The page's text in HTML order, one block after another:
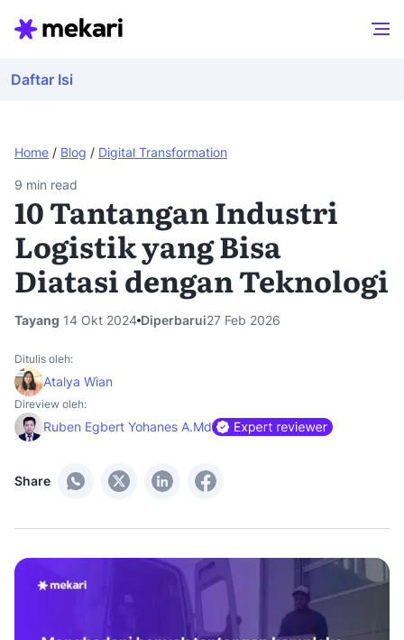
Home / Blog / Digital Transformation
Daftar Isi
9 min read
10 Tantangan Industri
Logistik yang Bisa
Diatasi dengan Teknologi
Tayang 14 Okt 2024 Diperbarui27 Feb 2026
Share
Ditulis oleh:
Atalya Wian
Direview oleh:
Ruben Egbert Yohanes A.Md